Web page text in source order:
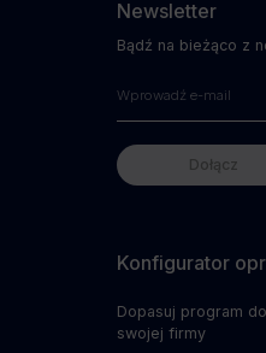
Newsletter
Bądź na bieżąco z
Konfigurator
Dopasuj program
swojej firmy